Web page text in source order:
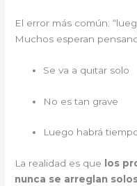
El error más común:
Muchos esperan
Se va a quitar solo
No es tan grave
Luego habrá
La realidad es que
los
nunca se arreglan